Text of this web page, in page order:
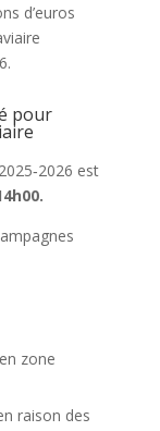
d’euros
pour
est
zone
raison des